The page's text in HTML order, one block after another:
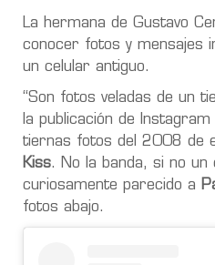
La hermana de Gustavo
conocer fotos y mensajes
un celular antiguo.
“Son fotos veladas de un
la publicación de
tiernas fotos del 2008 de
Kiss. No la banda, si no un
curiosamente parecido a
fotos abajo.